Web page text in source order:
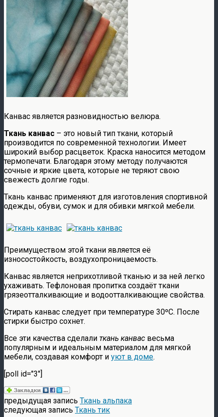
Канвас является разновидностью велюра.
Ткань канвас – это новый тип ткани, который
производится по современной технологии. Имеет
широкий выбор расцветок. Краска наносится методом
термопечати. Благодаря этому методу получаются
сочные и яркие цвета, которые не теряют свою
свежесть долгие годы.
Ткань канвас применяют для изготовления спортивной
одежды, обуви, сумок и для обивки мягкой мебели.
Преимуществом этой ткани является её
износостойкость, воздухопроницаемость.
Канвас является неприхотливой тканью и за ней легко
ухаживать. Тефлоновая пропитка создаёт ткани
грязеотталкивающие и водоотталкивающие свойства.
Стирать канвас следует при температуре 30ºC. После
стирки быстро сохнет.
Все эти качества сделали ткань канвас весьма
популярным и идеальным материалом для мягкой
мебели, создавая комфорт и уют в доме.
[poll id="3"]
предыдущая запись Ткань альпака
следующая запись Ткань тик